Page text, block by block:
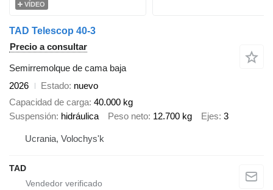
VÍDEO
TAD Telescop 40-3
Precio a consultar
Semirremolque de cama baja
2026
Estado nuevo
Capacidad de carga 40.000 kg
Suspensión hidráulica Peso neto 12.700 kg Ejes 3
Ucrania, Volochys'k
TAD